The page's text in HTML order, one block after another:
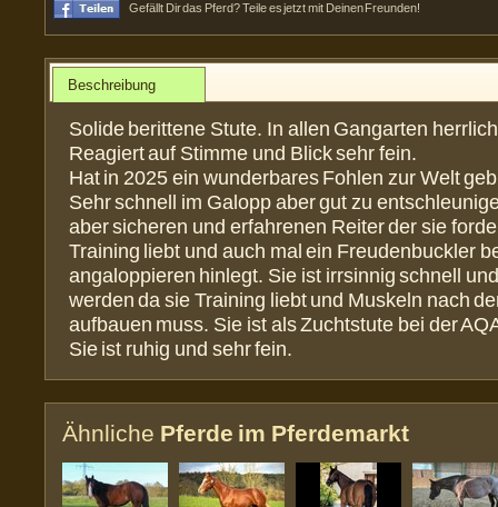
Gefällt Dir das Pferd? Teile es jetzt mit Deinen Freunden!
Beschreibung
Solide berittene Stute. In allen Gangarten
Reagiert auf Stimme und Blick sehr fein.
Hat in 2025 ein wunderbares Fohlen zur Welt
Sehr schnell im Galopp aber gut zu
aber sicheren und erfahrenen Reiter der sie
Training liebt und auch mal ein Freudenbuckler
angaloppieren hinlegt. Sie ist irrsinnig schnell
werden da sie Training liebt und Muskeln nach
aufbauen muss. Sie ist als Zuchtstute bei der
Sie ist ruhig und sehr fein.
Ähnliche Pferde im Pferdemarkt